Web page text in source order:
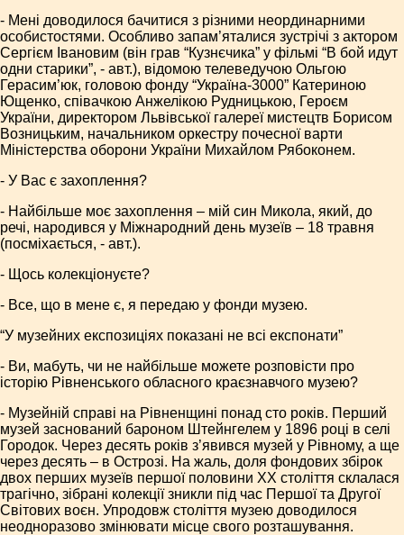
- Мені доводилося бачитися з різними неординарними
особистостями. Особливо запам’яталися зустрічі з актором
Сергієм Івановим (він грав “Кузнєчика” у фільмі “В бой идут
одни старики”, - авт.), відомою телеведучою Ольгою
Герасим’юк, головою фонду “Україна-3000” Катериною
Ющенко, співачкою Анжелікою Рудницькою, Героєм
України, директором Львівської галереї мистецтв Борисом
Возницьким, начальником оркестру почесної варти
Міністерства оборони України Михайлом Рябоконем.
- У Вас є захоплення?
- Найбільше моє захоплення – мій син Микола, який, до
речі, народився у Міжнародний день музеїв – 18 травня
(посміхається, - авт.).
- Щось колекціонуєте?
- Все, що в мене є, я передаю у фонди музею.
“У музейних експозиціях показані не всі експонати”
- Ви, мабуть, чи не найбільше можете розповісти про
історію Рівненського обласного краєзнавчого музею?
- Музейній справі на Рівненщині понад сто років. Перший
музей заснований бароном Штейнгелем у 1896 році в селі
Городок. Через десять років з’явився музей у Рівному, а ще
через десять – в Острозі. На жаль, доля фондових збірок
двох перших музеїв першої половини XX століття склалася
трагічно, зібрані колекції зникли під час Першої та Другої
Світових воєн. Упродовж століття музею доводилося
неодноразово змінювати місце свого розташування.